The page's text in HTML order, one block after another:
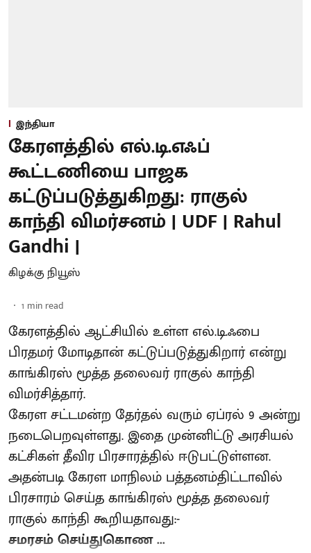
இந்தியா
கேரளத்தில் எல்.டி.எஃப்
கூட்டணியை பாஜக
கட்டுப்படுத்துகிறது: ராகுல்
காந்தி விமர்சனம் | UDF | Rahul
Gandhi |
கிழக்கு நியூஸ்
1 min read
கேரளத்தில் ஆட்சியில் உள்ள எல்.டி.ஃபை
பிரதமர் மோடிதான் கட்டுப்படுத்துகிறார் என்று
காங்கிரஸ் மூத்த தலைவர் ராகுல் காந்தி
விமர்சித்தார்.
கேரள சட்டமன்ற தேர்தல் வரும் ஏப்ரல் 9 அன்று
நடைபெறவுள்ளது. இதை முன்னிட்டு அரசியல்
கட்சிகள் தீவிர பிரசாரத்தில் ஈடுபட்டுள்ளன.
அதன்படி கேரள மாநிலம் பத்தனம்திட்டாவில்
பிரசாரம் செய்த காங்கிரஸ் மூத்த தலைவர்
ராகுல் காந்தி கூறியதாவது:-
சமரசம் செய்துகொண ...